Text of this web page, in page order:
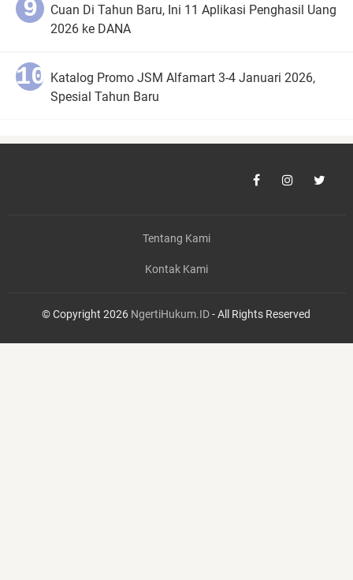
Cuan Di Tahun Baru, Ini 11 Aplikasi Penghasil Uang
2026 ke DANA
Katalog Promo JSM Alfamart 3-4 Januari 2026,
Spesial Tahun Baru
Tentang Kami
Kontak Kami
© Copyright 2026 NgertiHukum.ID- All Rights Reserved